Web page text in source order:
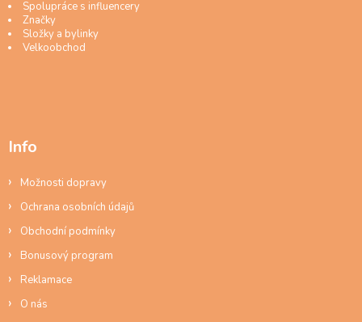
Spolupráce s influencery
Značky
Složky a bylinky
Velkoobchod
Info
Možnosti dopravy
Ochrana osobních údajů
Obchodní podmínky
Bonusový program
Reklamace
O nás